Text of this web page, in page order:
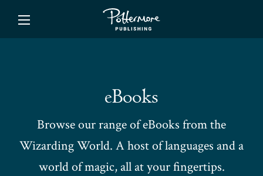
eBooks
Browse our range of eBooks from the
Wizarding World. A host of languages and a
world of magic, all at your fingertips.